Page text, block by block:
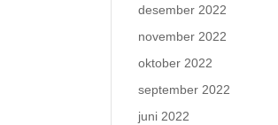
desember 2022
november 2022
oktober 2022
september 2022
juni 2022